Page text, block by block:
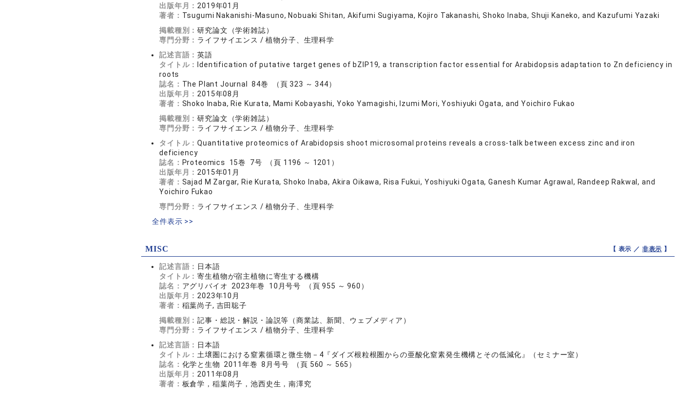
出版年月： 2019年01月
著者： Tsugumi Nakanishi-Masuno, Nobuaki Shitan, Akifumi Sugiyama, Kojiro Takanashi, Shoko Inaba, Shuji Kaneko, and Kazufumi Yazaki
掲載種別：研究論文（学術雑誌）
専門分野： ライフサイエンス / 植物分子、生理科学
記述言語：英語
タイトル：
Identification of putative target genes of bZIP19, a transcription factor essential for Arabidopsis adaptation to Zn deficiency in
roots
誌名： The Plant Journal 84巻 （頁 323 ～ 344）
出版年月： 2015年08月
著者： Shoko Inaba, Rie Kurata, Mami Kobayashi, Yoko Yamagishi, Izumi Mori, Yoshiyuki Ogata, and Yoichiro Fukao
掲載種別：研究論文（学術雑誌）
専門分野： ライフサイエンス / 植物分子、生理科学
タイトル：Quantitative proteomics of Arabidopsis shoot microsomal proteins reveals a cross-talk between excess zinc and iron
deficiency
誌名： Proteomics 15巻 7号 （頁 1196 ～ 1201）
出版年月： 2015年01月
著者： Sajad M Zargar, Rie Kurata, Shoko Inaba, Akira Oikawa, Risa Fukui, Yoshiyuki Ogata, Ganesh Kumar Agrawal, Randeep Rakwal, and
Yoichiro Fukao
専門分野： ライフサイエンス / 植物分子、生理科学
全件表示 >>
MISC 【 表示 ／ 非表示 】
記述言語： 日本語
タイトル：寄生植物が宿主植物に寄生する機構
誌名： アグリバイオ 2023年巻 10月号号 （頁 955 ～ 960）
出版年月： 2023年10月
著者： 稲葉尚子, 吉田聡子
掲載種別：記事・総説・解説・論説等（商業誌、新聞、ウェブメディア）
専門分野： ライフサイエンス / 植物分子、生理科学
記述言語： 日本語
タイトル： 土壌圏における窒素循環と微生物－4『ダイズ根粒根圏からの亜酸化窒素発生機構とその低減化』（セミナー室）
誌名： 化学と生物 2011年巻 8月号号 （頁 560 ～ 565）
出版年月： 2011年08月
著者： 板倉学，稲葉尚子，池西史生，南澤究